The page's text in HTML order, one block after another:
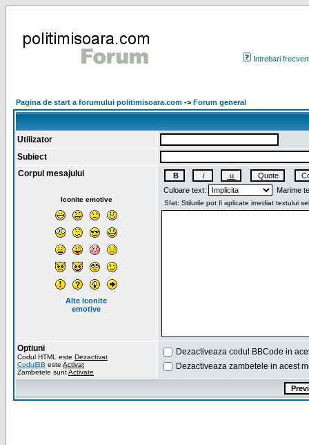
Intrebari
Pagina de start a forumului politimisoara.com -> Forum general
Utilizator
Subiect
Corpul mesajului
Iconite emotive
Alte iconite
emotive
Culoare text: Marime
Optiuni
Codul HTML este Dezactivat
CodulBB este Activat
Zambetele suntActivate
Dezactiveaza codul BBCode in
Dezactiveaza zambetele in acest